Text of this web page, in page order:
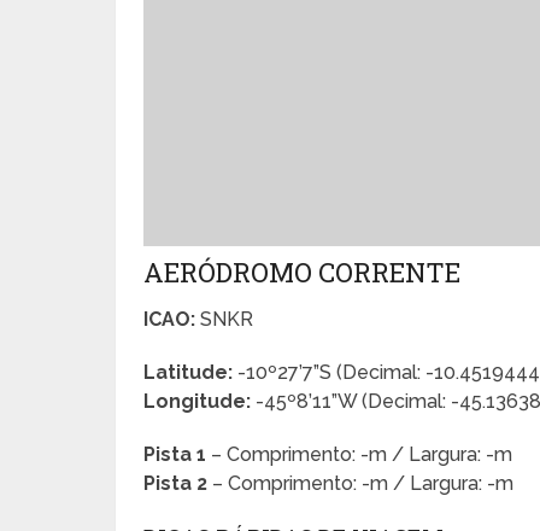
AERÓDROMO CORRENTE
ICAO: SNKR
Latitude: -10º27’7”S (Decimal: -
Longitude: -45º8’11”W (Decimal: -
Pista 1 – Comprimento: -m / Largura: -m
Pista 2 – Comprimento: -m / Largura: -m